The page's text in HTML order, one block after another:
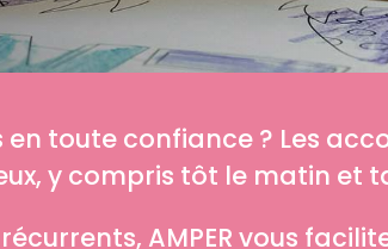
toute confiance ? Les
y compris tôt le matin et
AMPER vous